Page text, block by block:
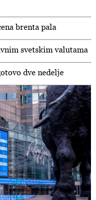
brenta pala
svetskim valutama
dve nedelje